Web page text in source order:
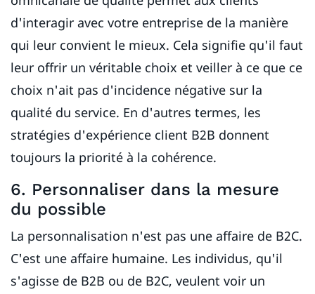
d'interagir avec votre entreprise de la manière
qui leur convient le mieux. Cela signifie qu'il faut
leur offrir un véritable choix et veiller à ce que ce
choix n'ait pas d'incidence négative sur la
qualité du service. En d'autres termes, les
stratégies d'expérience client B2B donnent
toujours la priorité à la cohérence.
6. Personnaliser dans la mesure
du possible
La personnalisation n'est pas une affaire de B2C.
C'est une affaire humaine. Les individus, qu'il
s'agisse de B2B ou de B2C, veulent voir un